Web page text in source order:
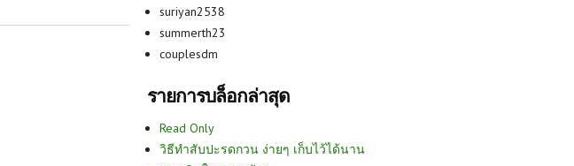
suriyan2538
summerth23
couplesdm
รายการบล็อกล่าสุด
Read Only
วิธีทำสับปะรดกวน ง่ายๆ เก็บไว้ได้นาน